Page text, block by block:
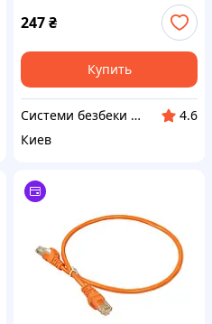
247₴
Купить
Системи безбеки Айгвард
4.6
Киев